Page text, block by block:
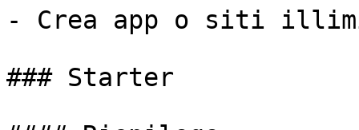
- Crea app o siti
### Starter